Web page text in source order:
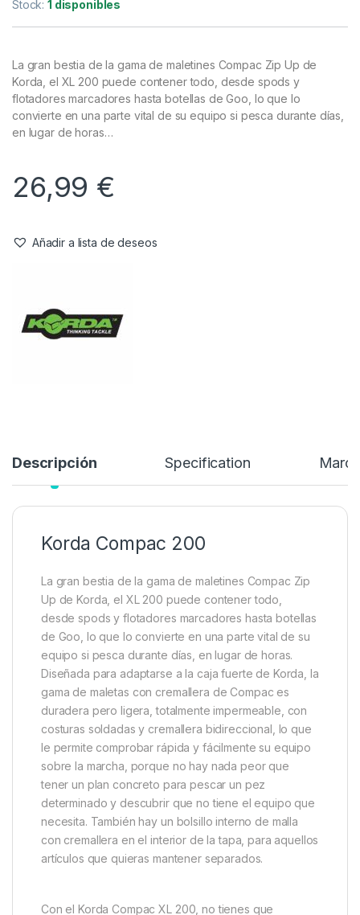
Bolsos,Carryall
Korda Compac 200
Stock:1 disponibles
convierte en una parte vital de su equipo si pesca durante días,
en lugar de horas…
Descripción Specification
Korda Compac 200
La gran bestia de la gama de maletines Compac Zip
Up de Korda, el XL 200 puede contener todo,
desde spods y flotadores marcadores hasta botellas
de Goo, lo que lo convierte en una parte vital de su
equipo si pesca durante días, en lugar de horas.
Diseñada para adaptarse a la caja fuerte de Korda, la
duradera pero ligera, totalmente impermeable, con